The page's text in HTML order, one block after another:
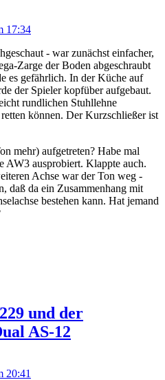
17:34
- war zunächst einfacher,
Zarge der Boden abgeschraubt
es gefährlich. In der Küche auf
der Spieler kopfüber aufgebaut.
rundlichen Stuhllehne
können. Der Kurzschließer ist
mehr) aufgetreten? Habe mal
AW3 ausprobiert. Klappte auch.
Achse war der Ton weg -
daß da ein Zusammenhang mit
bestehen kann. Hat jemand
und der
AS-12
20:41